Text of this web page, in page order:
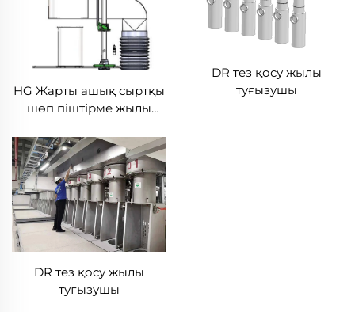
HG Жарты ашық сыртқы
шөп піштірме жылы
DR тез қосу жылы
туғызушы
DR тез қосу жылы
туғызушы